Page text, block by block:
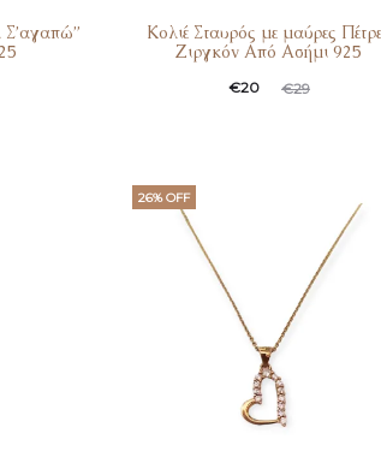
Κολιέ Σταυρός με μαύρες
Ζιργκόν Από Ασήμι 925
€29
€20
26% OFF